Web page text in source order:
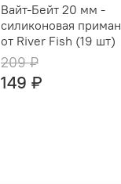
Вайт-Бейт 20 мм -
силиконовая
от River Fish (19 шт)
209 ₽
149 ₽